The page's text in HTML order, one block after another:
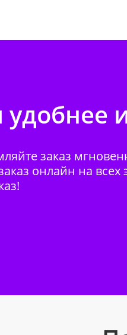
заказ
онлайн на